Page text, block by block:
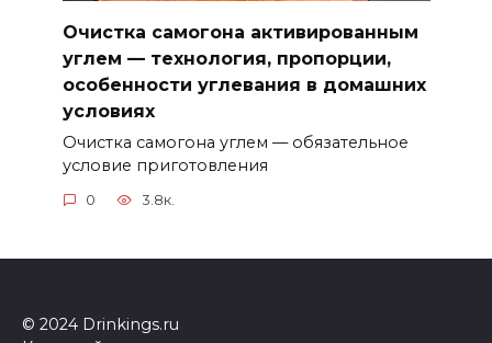
Очистка самогона активированным
углем — технология, пропорции,
особенности углевания в домашних
условиях
Очистка самогона углем — обязательное
условие приготовления
0 3.8к.
© 2024 Drinkings.ru